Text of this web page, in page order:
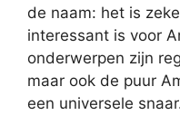
de naam: het is
interessant is voor
onderwerpen zijn
maar ook de puur
een universele